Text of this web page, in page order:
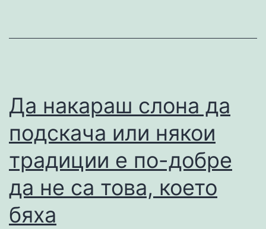
Да накараш слона да
подскача или някои
традиции е по-добре
да не са това, което
бяха